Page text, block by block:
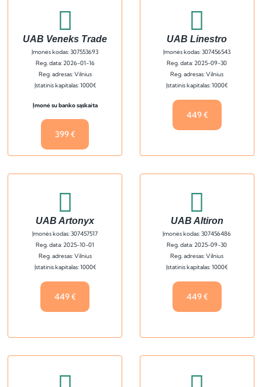
UAB Veneks Trade
Įmonės kodas: 307553693
Reg. data: 2026-01-16
Reg. adresas: Vilnius
Įstatinis kapitalas: 1000€
Įmonė su banko sąskaita
399 €
UAB Linestro
Įmonės kodas: 307456543
Reg. data: 2025-09-30
Reg. adresas: Vilnius
Įstatinis kapitalas: 1000€
449 €
UAB Artonyx
Įmonės kodas: 307457517
Reg. data: 2025-10-01
Reg. adresas: Vilnius
Įstatinis kapitalas: 1000€
449 €
UAB Altiron
Įmonės kodas: 307456486
Reg. data: 2025-09-30
Reg. adresas: Vilnius
Įstatinis kapitalas: 1000€
449 €